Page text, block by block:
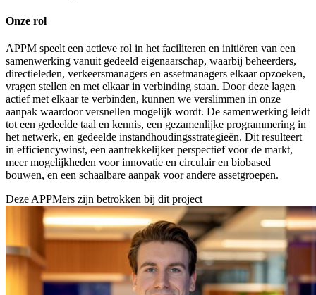
Onze rol
APPM speelt een actieve rol in het faciliteren en initiëren van een
samenwerking vanuit gedeeld eigenaarschap, waarbij beheerders,
directieleden, verkeersmanagers en assetmanagers elkaar opzoeken,
vragen stellen en met elkaar in verbinding staan. Door deze lagen
actief met elkaar te verbinden, kunnen we verslimmen in onze
aanpak waardoor versnellen mogelijk wordt. De samenwerking leidt
tot een gedeelde taal en kennis, een gezamenlijke programmering in
het netwerk, en gedeelde instandhoudingsstrategieën. Dit resulteert
in efficiencywinst, een aantrekkelijker perspectief voor de markt,
meer mogelijkheden voor innovatie en circulair en biobased
bouwen, en een schaalbare aanpak voor andere assetgroepen.
Deze APPMers zijn betrokken bij dit project